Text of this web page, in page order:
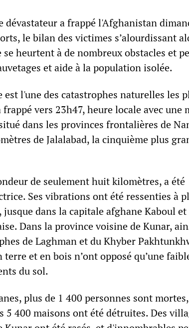
dévastateur a frappé l'Afghanistan
le bilan des victimes s’alourdissant
heurtent à de nombreux obstacles et
et aide à la population isolée.
l'une des catastrophes naturelles les
vers 23h47, heure locale avec une
dans les provinces frontalières de
de Jalalabad, la cinquième plus
de seulement huit kilomètres, a été
Ses vibrations ont été ressenties à
dans la capitale afghane Kaboul et
Dans la province voisine de Kunar,
de Laghman et du Khyber
et en bois n’ont opposé qu’une
du sol.
plus de 1 400 personnes sont
5 400 maisons ont été détruites. Des